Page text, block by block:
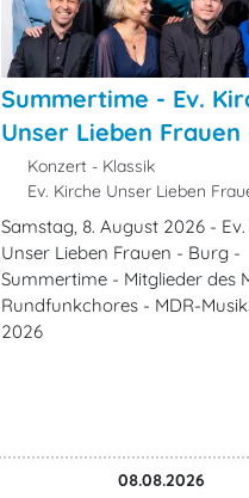
Summertime - Ev.
Unser Lieben
Konzert - Klassik
Ev. Kirche Unser Lieben
Samstag, 8. August 2026 -
Unser Lieben Frauen - Burg -
Summertime - Mitglieder des
Rundfunkchores - MDR-
2026
08.08.2026